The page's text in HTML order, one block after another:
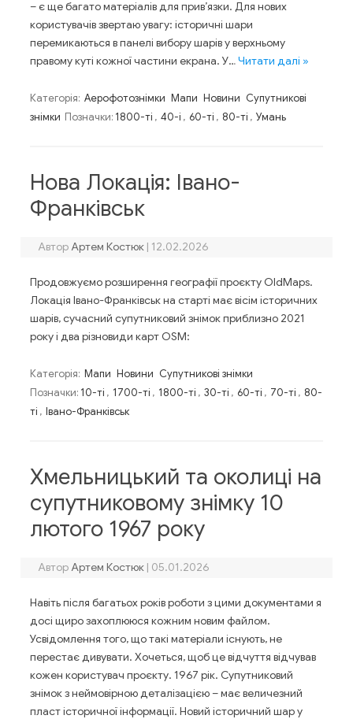
– є ще багато матеріалів для прив’язки. Для нових
користувачів звертаю увагу: історичні шари
перемикаються в панелі вибору шарів у верхньому
правому куті кожної частини екрана. У…Читати далі »
Категорія: Аерофотознімки Мапи Новини Супутникові
знімки Позначки: 1800-ті , 40-і , 60-ті , 80-ті , Умань
Нова Локація: Івано-
Франківськ
Автор Артем Костюк | 12.02.2026
Продовжуємо розширення географії проєкту OldMaps.
Локація Івано-Франківськ на старті має вісім історичних
шарів, сучасний супутниковий знімок приблизно 2021
року і два різновиди карт OSM:
Категорія: Мапи Новини Супутникові знімки
Позначки: 10-ті , 1700-ті , 1800-ті , 30-ті , 60-ті , 70-ті , 80-
ті , Івано-Франківськ
Хмельницький та околиці на
супутниковому знімку 10
лютого 1967 року
Автор Артем Костюк | 05.01.2026
Навіть після багатьох років роботи з цими документами я
досі щиро захоплююся кожним новим файлом.
Усвідомлення того, що такі матеріали існують, не
перестає дивувати. Хочеться, щоб це відчуття відчував
кожен користувач проєкту. 1967 рік. Супутниковий
знімок з неймовірною деталізацією – має величезний
пласт історичної інформації. Новий історичний шар у